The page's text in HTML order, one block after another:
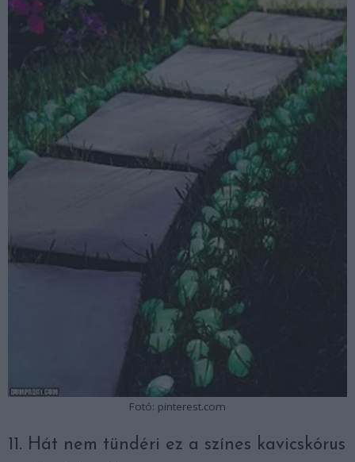
Fotó: pinterest.com
11. Hát nem tündéri ez a színes kavicskórus